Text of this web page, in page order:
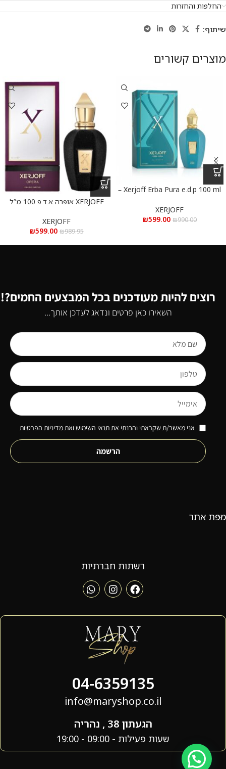
החלפות והחזרות
שיתוף:
מוצרים קשורים
Xerjoff Erba Pura e.d.p 100 ml –
XERJOFF
₪990.00
₪599.00
XERJOFF אופרה א.ד.פ 100 מ”ל
XERJOFF
₪989.95
₪599.00
רוצים להיות מעודכנים בכל המבצעים החמים?!
השאירו כאן פרטים ונדאג לעדכן אותך...
אני מאשר/ת שקראתי והבנתי את תנאי השימוש ואת מדיניות הפרטיות
הרשמה
מפת אתר
רשתות חברתיות
04-6359135
info@maryshop.co.il
הגעתון 38 , נהריה
שעות פעילות - 09:00 - 19:00